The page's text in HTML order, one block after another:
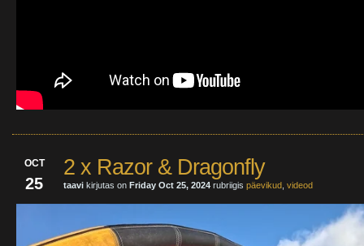
OCT
25
2 x Razor & Dragonfly
taavi kirjutas on Friday Oct 25, 2024 rubriigis päevikud videod